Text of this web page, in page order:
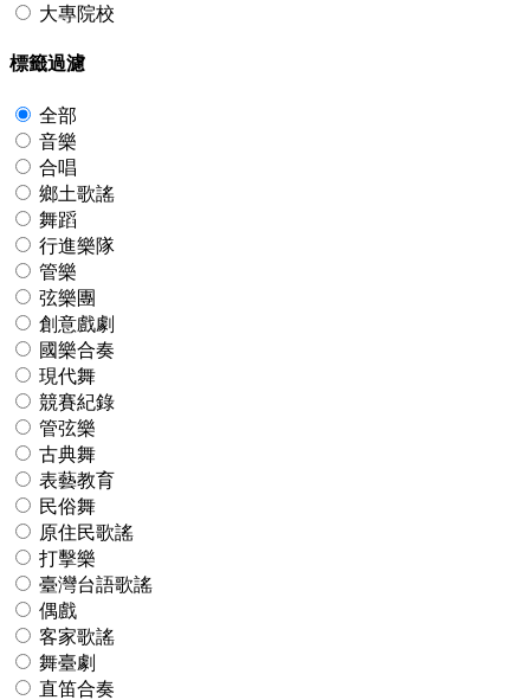
大專院校
標籤過濾
全部
音樂
合唱
鄉土歌謠
舞蹈
行進樂隊
管樂
弦樂團
創意戲劇
國樂合奏
現代舞
競賽紀錄
管弦樂
古典舞
表藝教育
民俗舞
原住民歌謠
打擊樂
臺灣台語歌謠
偶戲
客家歌謠
舞臺劇
直笛合奏